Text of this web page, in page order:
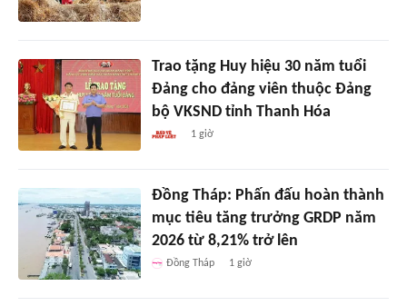
Trao tặng Huy hiệu 30 năm tuổi
Đảng cho đảng viên thuộc Đảng
bộ VKSND tỉnh Thanh Hóa
1 giờ
Đồng Tháp: Phấn đấu hoàn thành
mục tiêu tăng trưởng GRDP năm
2026 từ 8,21% trở lên
Đồng Tháp 1 giờ